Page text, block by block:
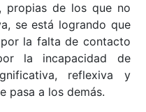
propias de los que no
se está logrando que
la falta de contacto
la incapacidad de
reflexiva y
pasa a los demás.